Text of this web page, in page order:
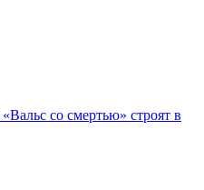
со смертью» строят в